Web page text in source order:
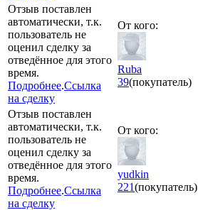
Отзыв поставлен
автоматически, т.к.
пользователь не
оценил сделку за
отведённое для этого
время.
Подробнее.Ссылка
на сделку
От кого:
Ruba
39(покупатель)
Отзыв поставлен
автоматически, т.к.
пользователь не
оценил сделку за
отведённое для этого
время.
Подробнее.Ссылка
на сделку
От кого:
yudkin
221(покупатель)